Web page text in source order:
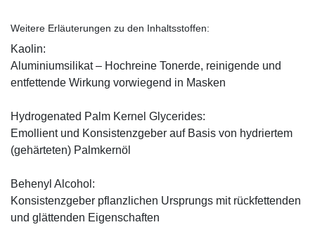
Weitere Erläuterungen zu den Inhaltsstoffen:
Kaolin:
Aluminiumsilikat – Hochreine Tonerde, reinigende und
entfettende Wirkung vorwiegend in Masken
Hydrogenated Palm Kernel Glycerides:
Emollient und Konsistenzgeber auf Basis von hydriertem
(gehärteten) Palmkernöl
Behenyl Alcohol:
Konsistenzgeber pflanzlichen Ursprungs mit rückfettenden
und glättenden Eigenschaften